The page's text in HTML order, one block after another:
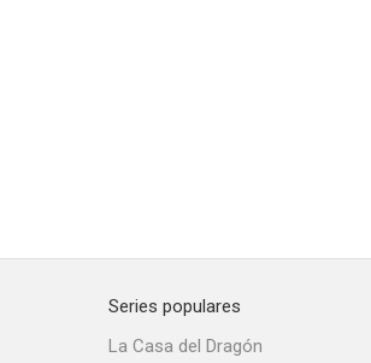
Series populares
La Casa del Dragón